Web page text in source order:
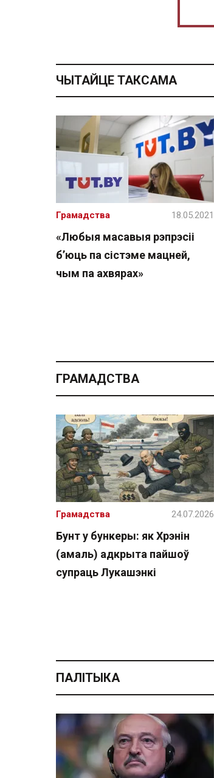
ЧЫТАЙЦЕ ТАКСАМА
«Любыя масавыя рэпрэсіі
б’юць па сістэме мацней,
чым па ахвярах»
Грамадства 18.05.2021
ГРАМАДСТВА
Бунт у бункеры: як Хрэнін
(амаль) адкрыта пайшоў
супраць Лукашэнкі
Грамадства 24.07.2026
ПАЛІТЫКА